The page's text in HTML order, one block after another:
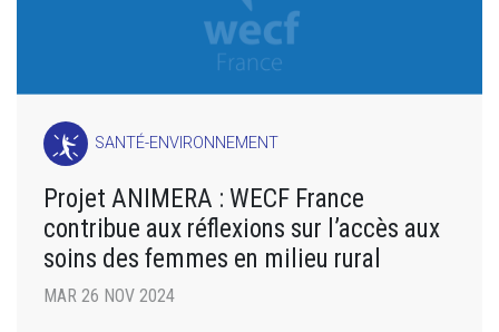
SANTÉ-ENVIRONNEMENT
Projet ANIMERA : WECF France
contribue aux réflexions sur l’accès aux
soins des femmes en milieu rural
MAR 26 NOV 2024